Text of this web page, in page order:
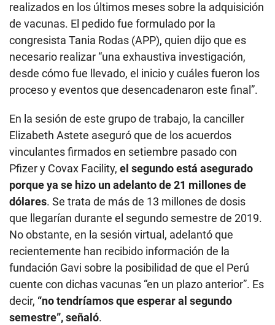
realizados en los últimos meses sobre la adquisición
de vacunas. El pedido fue formulado por la
congresista Tania Rodas (APP), quien dijo que es
necesario realizar “una exhaustiva investigación,
desde cómo fue llevado, el inicio y cuáles fueron los
proceso y eventos que desencadenaron este final”.
En la sesión de este grupo de trabajo, la canciller
Elizabeth Astete aseguró que de los acuerdos
vinculantes firmados en setiembre pasado con
Pfizer y Covax Facility, el segundo está asegurado
porque ya se hizo un adelanto de 21 millones de
dólares. Se trata de más de 13 millones de dosis
que llegarían durante el segundo semestre de 2019.
No obstante, en la sesión virtual, adelantó que
recientemente han recibido información de la
fundación Gavi sobre la posibilidad de que el Perú
cuente con dichas vacunas “en un plazo anterior”. Es
decir, “no tendríamos que esperar al segundo
semestre”, señaló.